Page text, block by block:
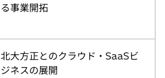
る事業開拓
北大方正とのクラウド・SaaSビ
ジネスの展開